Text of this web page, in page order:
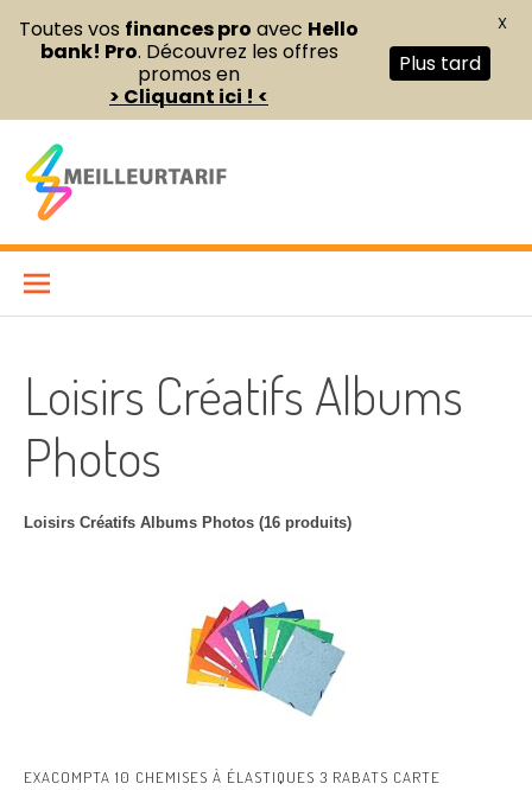
contenu
Meilleur Tarif
Loisirs Créatifs Albums
Photos
Loisirs Créatifs Albums Photos (16 produits)
EXACOMPTA 10 CHEMISES À ÉLASTIQUES 3 RABATS CARTE
Toutes vos finances pro avec Hello
bank! Pro. Découvrez les offres
promos en
> Cliquant ici ! <
Plus tard
X